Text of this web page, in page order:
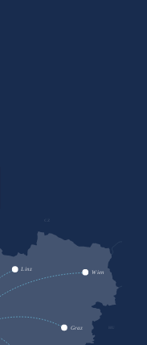
Graz
Wien
Linz